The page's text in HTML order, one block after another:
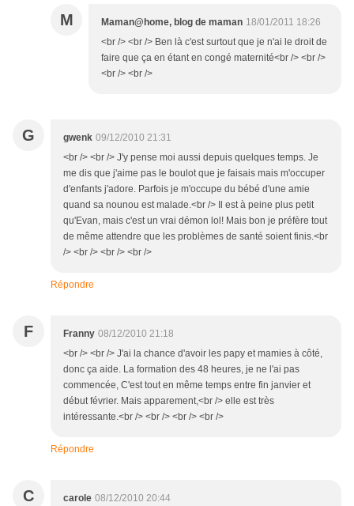
M Maman@home, blog de maman 18/01/2011 18:26
<br /> <br /> Ben là c'est surtout que je n'ai le droit de
faire que ça en étant en congé maternité<br /> <br />
<br /> <br />
G gwenk 09/12/2010 21:31
<br /> <br /> J'y pense moi aussi depuis quelques temps. Je
me dis que j'aime pas le boulot que je faisais mais m'occuper
d'enfants j'adore. Parfois je m'occupe du bébé d'une amie
quand sa nounou est malade.<br /> Il est à peine plus petit
qu'Evan, mais c'est un vrai démon lol! Mais bon je préfère tout
de même attendre que les problèmes de santé soient finis.<br
/> <br /> <br /> <br />
Répondre
F Franny 08/12/2010 21:18
<br /> <br /> J'ai la chance d'avoir les papy et mamies à côté,
donc ça aide. La formation des 48 heures, je ne l'ai pas
commencée, C'est tout en même temps entre fin janvier et
début février. Mais apparement,<br /> elle est très
intéressante.<br /> <br /> <br /> <br />
Répondre
C carole 08/12/2010 20:44